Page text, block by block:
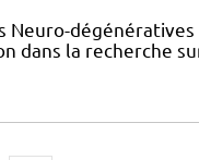
dégénératives
dans la recherche